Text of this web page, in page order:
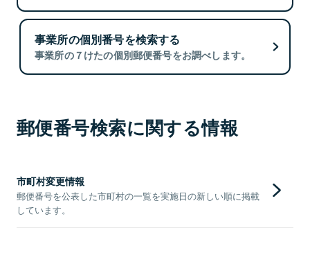
事業所の個別番号を検索する
事業所の７けたの個別郵便番号をお調べします。
郵便番号検索に関する情報
市町村変更情報
郵便番号を公表した市町村の一覧を実施日の新しい順に掲載
しています。